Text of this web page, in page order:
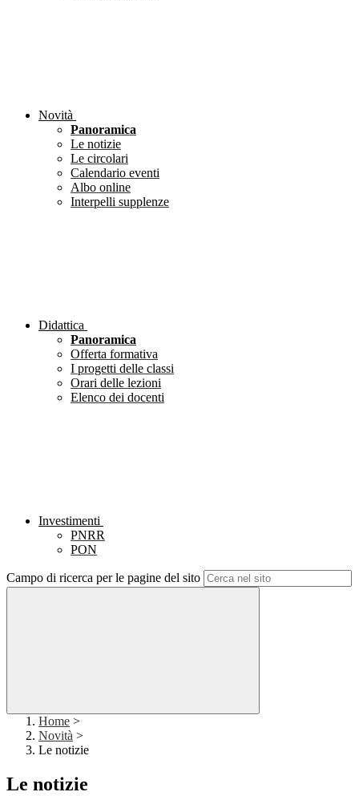
Novità
Panoramica
Le notizie
Le circolari
Calendario eventi
Albo online
Interpelli supplenze
Didattica
Panoramica
Offerta formativa
I progetti delle classi
Orari delle lezioni
Elenco dei docenti
Investimenti
PNRR
PON
Campo di ricerca per le pagine del sito
Home >
Novità >
Le notizie
Le notizie